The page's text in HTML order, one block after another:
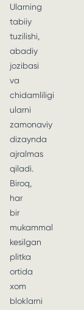
Ularning
tabiiy
tuzilishi,
abadiy
jozibasi
va
chidamliligi
ularni
zamonaviy
dizaynda
ajralmas
qiladi.
Biroq,
har
bir
mukammal
kesilgan
plitka
ortida
xom
bloklarni